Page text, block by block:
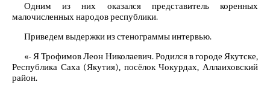
Одним из них оказался представитель коренных
малочисленных народов республики.
Приведем выдержки из стенограммы интервью.
«- Я Трофимов Леон Николаевич. Родился в городе Якутске,
Республика Саха (Якутия), посёлок Чокурдах, Аллаиховский
район.